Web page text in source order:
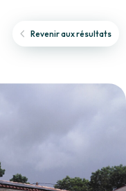
Revenir aux résultats